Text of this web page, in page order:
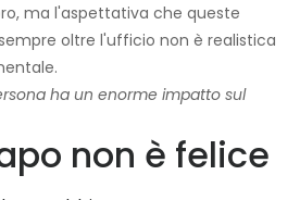
ma l'aspettativa che queste
oltre l'ufficio non è realistica
ha un enorme impatto sul
non è felice